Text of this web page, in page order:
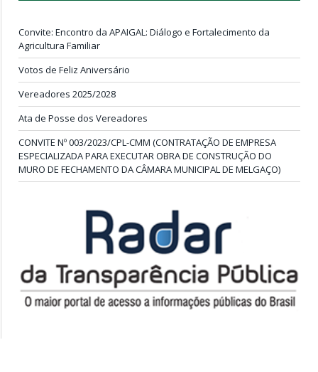
Convite: Encontro da APAIGAL: Diálogo e Fortalecimento da
Agricultura Familiar
Votos de Feliz Aniversário
Vereadores 2025/2028
Ata de Posse dos Vereadores
CONVITE Nº 003/2023/CPL-CMM (CONTRATAÇÃO DE EMPRESA
ESPECIALIZADA PARA EXECUTAR OBRA DE CONSTRUÇÃO DO
MURO DE FECHAMENTO DA CÂMARA MUNICIPAL DE MELGAÇO)